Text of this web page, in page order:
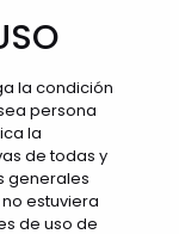
la condición
persona
la
de todas y
generales
estuviera
de uso de